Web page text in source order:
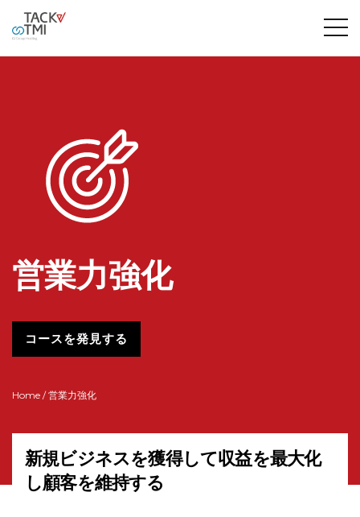
営業力強化
コースを発見する
Home / 営業力強化
新規ビジネスを獲得して収益を最大化
し顧客を維持する